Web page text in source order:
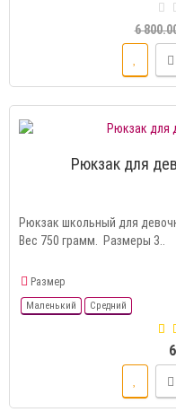
6
Рюкзак для
Рюкзак школьный для
Вес 750 грамм. Размеры 3..
Размер
Маленький Средний